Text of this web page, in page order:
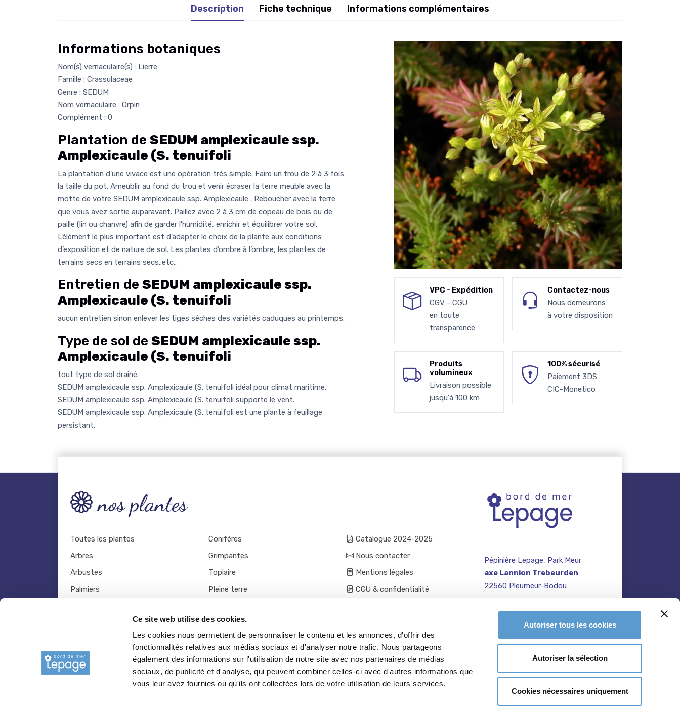
Ce site web utilise des cookies.
Les cookies nous permettent de personnaliser le contenu et les annonces, d'offrir des
fonctionnalités relatives aux médias sociaux et d'analyser notre trafic. Nous partageons
également des informations sur l'utilisation de notre site avec nos partenaires de médias
sociaux, de publicité et d'analyse, qui peuvent combiner celles-ci avec d'autres informations que
vous leur avez fournies ou qu'ils ont collectées lors de votre utilisation de leurs services.
Autoriser tous les cookies
Autoriser la sélection
Cookies nécessaires uniquement
Description Fiche technique Informations complémentaires
Informations botaniques
Nom(s) vernaculaire(s) : Lierre
Famille : Crassulaceae
Genre : SEDUM
Nom vernaculaire : Orpin
Complément : 0
Plantation de SEDUM amplexicaule ssp.
Amplexicaule (S. tenuifoli
La plantation d’une vivace est une opération très simple. Faire un trou de 2 à 3 fois
la taille du pot. Ameublir au fond du trou et venir écraser la terre meuble avec la
motte de votre SEDUM amplexicaule ssp. Amplexicaule . Reboucher avec la terre
que vous avez sortie auparavant. Paillez avec 2 à 3 cm de copeau de bois ou de
paille (lin ou chanvre) afin de garder l'humidité, enrichir et équilibrer votre sol.
L’élément le plus important est d’adapter le choix de la plante aux conditions
d’exposition et de nature de sol. Les plantes d’ombre à l’ombre, les plantes de
terrains secs en terrains secs..etc..
Entretien de SEDUM amplexicaule ssp.
Amplexicaule (S. tenuifoli
aucun entretien sinon enlever les tiges sêches des variétés caduques au printemps.
Type de sol de SEDUM amplexicaule ssp.
Amplexicaule (S. tenuifoli
tout type de sol drainé.
SEDUM amplexicaule ssp. Amplexicaule (S. tenuifoli idéal pour climat maritime.
SEDUM amplexicaule ssp. Amplexicaule (S. tenuifoli supporte le vent.
SEDUM amplexicaule ssp. Amplexicaule (S. tenuifoli est une plante à feuillage
persistant.
VPC - Expédition
CGV - CGU
en toute
transparence
Contactez-nous
Nous demeurons
à votre disposition
Produits
volumineux
Livraison possible
jusqu'à 100 km
100% sécurisé
Paiement 3DS
CIC-Monetico
nos plantes
Toutes les plantes
Arbres
Arbustes
Palmiers
Rosiers
Conifères
Grimpantes
Topiaire
Pleine terre
Vivaces
Outils et accessoires
Catalogue 2024-2025
Nous contacter
Mentions légales
CGU & confidentialité
Pépinière Lepage, Park Meur
axe Lannion Trebeurden
22560 Pleumeur-Bodou
bretagne.fr
02 96 47 27 64